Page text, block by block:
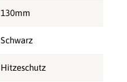
130mm
Schwarz
Hitzeschutz